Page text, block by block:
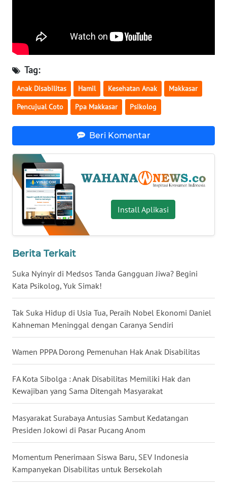
Tag:
Anak Disabilitas Hamil Kesehatan Anak Makkasar
Pencujual Coto Ppa Makkasar Psikolog
Beri Komentar
Install Aplikasi
Berita Terkait
Suka Nyinyir di Medsos Tanda Gangguan Jiwa? Begini
Kata Psikolog, Yuk Simak!
Tak Suka Hidup di Usia Tua, Peraih Nobel Ekonomi Daniel
Kahneman Meninggal dengan Caranya Sendiri
Wamen PPPA Dorong Pemenuhan Hak Anak Disabilitas
FA Kota Sibolga : Anak Disabilitas Memiliki Hak dan
Kewajiban yang Sama Ditengah Masyarakat
Masyarakat Surabaya Antusias Sambut Kedatangan
Presiden Jokowi di Pasar Pucang Anom
Momentum Penerimaan Siswa Baru, SEV Indonesia
Kampanyekan Disabilitas untuk Bersekolah
WN
WN
SUMSEL
WN
WN
LAMPUNG
WN
JATENG
NUSANTARA
WN
JOGJA
WN
JATIM
WN
BALI
WN
KALBAR
WN
WN
KALTARA